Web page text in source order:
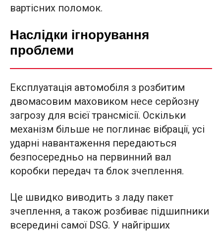
вартісних поломок.
Наслідки ігнорування
проблеми
Експлуатація автомобіля з розбитим
двомасовим маховиком несе серйозну
загрозу для всієї трансмісії. Оскільки
механізм більше не поглинає вібрації, усі
ударні навантаження передаються
безпосередньо на первинний вал
коробки передач та блок зчеплення.
Це швидко виводить з ладу пакет
зчеплення, а також розбиває підшипники
всередині самої DSG. У найгірших